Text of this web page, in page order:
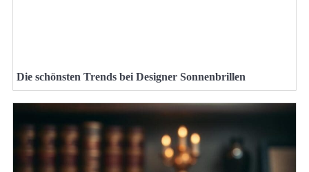
Die schönsten Trends bei Designer Sonnenbrillen